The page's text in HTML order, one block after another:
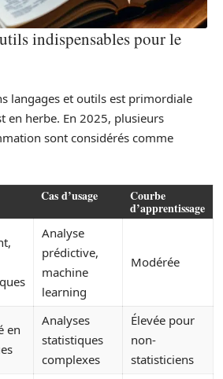
indispensables pour le
langages et outils est primordiale
en herbe. En 2025, plusieurs
sont considérés comme
Cas d’usage Courbe
d’apprentissage
Analyse
prédictive,
machine
learning
Modérée
en
Analyses
statistiques
complexes
Élevée pour
non-
statisticiens